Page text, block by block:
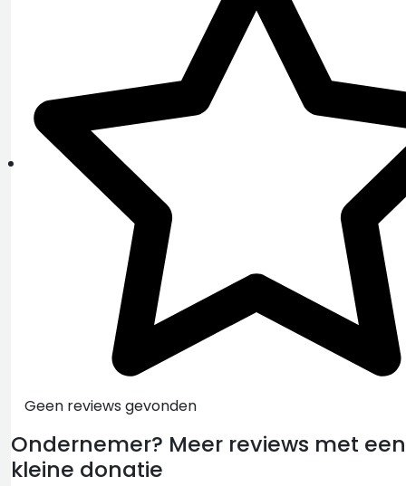
Geen reviews gevonden
Ondernemer? Meer reviews met een
kleine donatie